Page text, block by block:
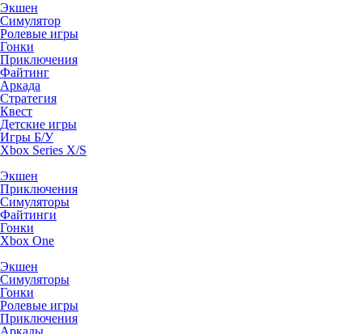
Экшен
Симулятор
Ролевые игры
Гонки
Приключения
Файтинг
Аркада
Стратегия
Квест
Детские игры
Игры Б/У
Xbox Series X/S
Экшен
Приключения
Симуляторы
Файтинги
Гонки
Xbox One
Экшен
Симуляторы
Гонки
Ролевые игры
Приключения
Аркады